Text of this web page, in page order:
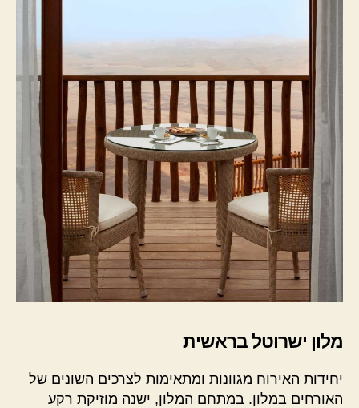
מלון ישרוטל בראשית
יחידות האירוח מגוונות ומתאימות לצרכים השונים של
האורחים במלון. במתחם המלון, ישנה מוזיקת רקע